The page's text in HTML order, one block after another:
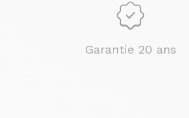
Garantie 20 ans